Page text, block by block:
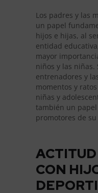
Los padres y las
un papel
hijos e hijas, al
entidad
mayor
niños y las niñas.
entrenadores y
momentos y
niñas y
también un
promotores de
CON